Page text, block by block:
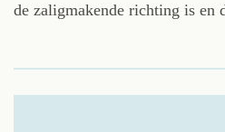
de zaligmakende richting is en